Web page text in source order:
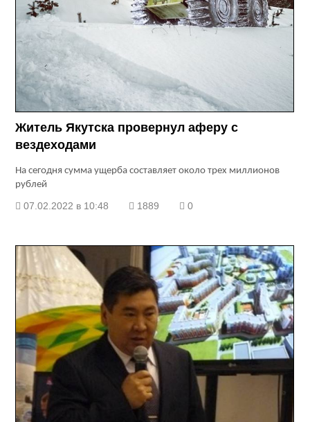
Житель Якутска провернул аферу с
вездеходами
На сегодня сумма ущерба составляет около трех миллионов
рублей
07.02.2022 в 10:48 1889 0